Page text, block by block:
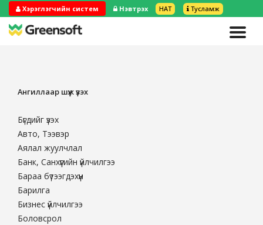
Хэрэглэгчийн систем Нэвтрэх НӨАТ Тусламж
Ангиллаар шүүж үзэх
Бүгдийг үзэх
Авто, Тээвэр
Аялал жуулчлал
Банк, Санхүүгийн үйлчилгээ
Бараа бүтээгдэхүүн
Барилга
Бизнес үйлчилгээ
Боловсрол